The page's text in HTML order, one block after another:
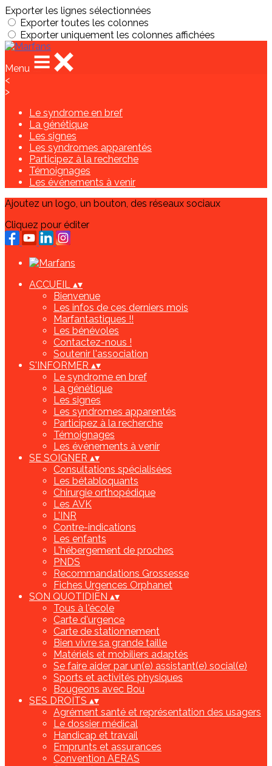
Exporter les lignes sélectionnées
Exporter toutes les colonnes
Exporter uniquement les colonnes affichées
Menu
<
>
Le syndrome en bref
La génétique
Les signes
Les syndromes apparentés
Participez à la recherche
Témoignages
Les événements à venir
Ajoutez un logo, un bouton, des réseaux sociaux
Cliquez pour éditer
ACCUEIL ▴▾
Bienvenue
Les infos de ces derniers mois
Marfantastiques !!
Les bénévoles
Contactez-nous !
Soutenir l'association
S'INFORMER ▴▾
Le syndrome en bref
La génétique
Les signes
Les syndromes apparentés
Participez à la recherche
Témoignages
Les événements à venir
SE SOIGNER ▴▾
Consultations spécialisées
Les bétabloquants
Chirurgie orthopédique
Les AVK
L'INR
Contre-indications
Les enfants
L'hébergement de proches
PNDS
Recommandations Grossesse
Fiches Urgences Orphanet
SON QUOTIDIEN ▴▾
Tous à l'école
Carte d'urgence
Carte de stationnement
Bien vivre sa grande taille
Matériels et mobiliers adaptés
Se faire aider par un(e) assistant(e) social(e)
Sports et activités physiques
Bougeons avec Bou
SES DROITS ▴▾
Agrément santé et représentation des usagers
Le dossier médical
Handicap et travail
Emprunts et assurances
Convention AERAS